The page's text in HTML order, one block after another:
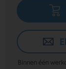
Binnen één